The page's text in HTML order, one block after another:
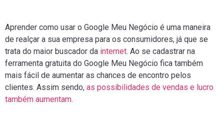
Aprender como usar o Google Meu Negócio é uma maneira
de realçar a sua empresa para os consumidores, já que se
trata do maior buscador da internet. Ao se cadastrar na
ferramenta gratuita do Google Meu Negócio fica também
mais fácil de aumentar as chances de encontro pelos
clientes. Assim sendo, as possibilidades de vendas e lucro
também aumentam.